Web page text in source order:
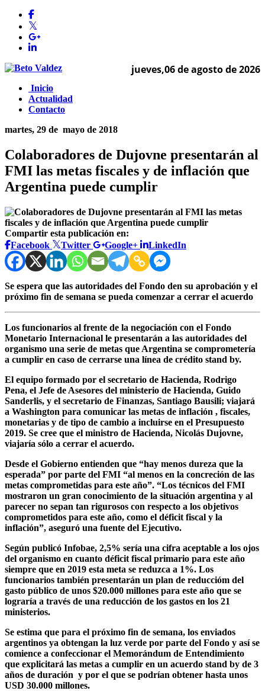
jueves,06 de agosto de 2026
Inicio
Actualidad
Contacto
martes, 29 de mayo de 2018
Colaboradores de Dujovne presentarán al
FMI las metas fiscales y de inflación que
Argentina puede cumplir
Compartir esta publicación en:
Facebook
Twitter Google+ LinkedIn
Se espera que las autoridades del Fondo den su aprobación y el
próximo fin de semana se pueda comenzar a cerrar el acuerdo
Los funcionarios al frente de la negociación con el Fondo
Monetario Internacional le presentarán a las autoridades del
organismo una serie de metas que Argentina se comprometería
a cumplir en caso de cerrarse una línea de crédito stand by.
El equipo formado por el secretario de Hacienda, Rodrigo
Pena, el Jefe de Asesores del ministerio de Hacienda, Guido
Sanderlis, y el secretario de Finanzas, Santiago Bausili; viajará
a Washington para comunicar las metas de inflación , fiscales,
monetarias y de tipo de cambio a incluirse en el Presupuesto
2019. Se cree que el ministro de Hacienda, Nicolás Dujovne,
viajaría sólo a cerrar el acuerdo.
Desde el Gobierno entienden que “hay menos dureza que la
esperada” por parte del FMI “al menos en la concreción de las
metas comprometidas para este año”. “Los técnicos del FMI
mostraron un gran conocimiento de la situación argentina y al
parecer no sepan tan rigurosos con respecto a los objetivos
comprometidos para este año, como el déficit fiscal y la
inflación”, aseguró una fuente del Ejecutivo.
Según publicó Infobae, 2,5% sería una cifra aceptable a los ojos
del organismo en cuanto déficit fiscal primario para este año
siempre que en 2019 esta meta se reduzca a 1%. Los
funcionarios también presentarán un plan de reduccióm del
gasto público de unos $20.000 millones para este año que se
lograría a través de una reducción de los gastos en los 21
ministerios.
Se estima que para el próximo fin de semana, los enviados
argentinos ya obtengan la luz verde por parte del Fondo y así se
comience a confeccionar el Memorándum de Entendimiento
que explicitará las metas a cumplir en un acuerdo stand by de 3
años de duración y por el que se podrían obtener hasta unos
USD 30.000 millones.